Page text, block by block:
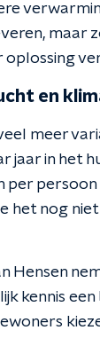
maar
en
meer
jaar in het
persoon
het nog
Hensen
kennis